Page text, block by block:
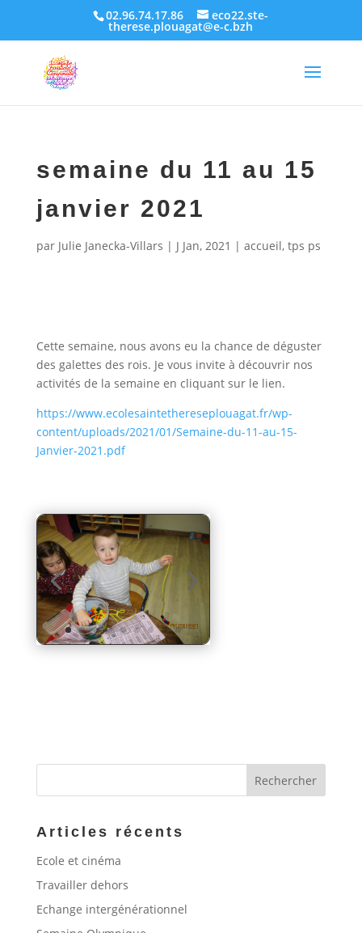
02.96.74.17.86 eco22.ste-
therese.plouagat@e-c.bzh
semaine du 11 au 15
janvier 2021
par Julie Janecka-Villars | J Jan, 2021 | accueil, tps ps
Cette semaine, nous avons eu la chance de déguster
des galettes des rois. Je vous invite à découvrir nos
activités de la semaine en cliquant sur le lien.
https://www.ecolesaintethereseplouagat.fr/wp-
content/uploads/2021/01/Semaine-du-11-au-15-
Janvier-2021.pdf
Articles récents
Ecole et cinéma
Travailler dehors
Echange intergénérationnel